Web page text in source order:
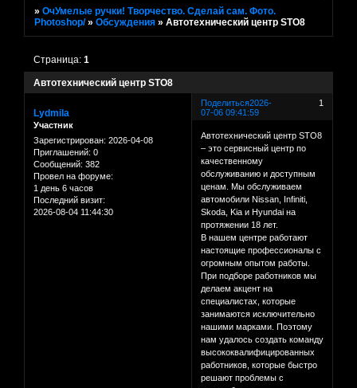
»ОчУмелые ручки! Творчество. Сделай сам. Фото.
Photoshop/ »Обсуждения »Автотехнический центр STO8
Автотехнический центр STO8
Страница:1
Поделиться 1
2026-
07-06 09:41:59
Lydmila
Участник
Зарегистрирован: 2026-04-08
Приглашений: 0
Сообщений: 382
Провел на форуме:
1 день 6 часов
Последний визит:
2026-08-04 11:44:30
Автотехнический центр STO8
– это сервисный центр по
качественному
обслуживанию и доступным
ценам. Мы обслуживаем
автомобили Nissan, Infiniti,
Skoda, Kia и Hyundai на
протяжении 18 лет.
В нашем центре работают
настоящие профессионалы с
огромным опытом работы.
При подборе работников мы
делаем акцент на
специалистах, которые
занимаются исключительно
нашими марками. Поэтому
нам удалось создать команду
высококвалифицированных
работников, которые быстро
решают проблемы с